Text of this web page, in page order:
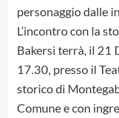
personaggio dalle
L’incontro con la
Bakersi terrà, il 21
17.30, presso il
storico di
Comune e con